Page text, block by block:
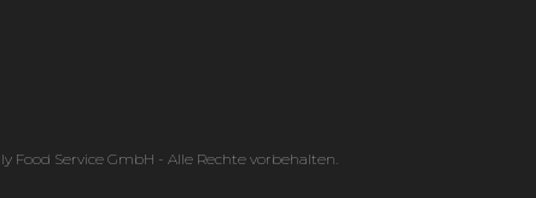
Food Service GmbH - Alle Rechte vorbehalten.